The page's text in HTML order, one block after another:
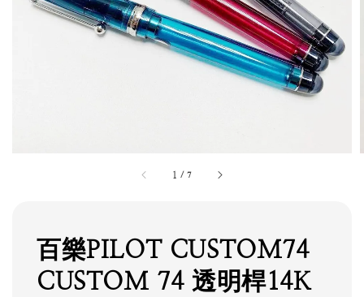
1 /7
百樂PILOT CUSTOM74
CUSTOM 74 透明桿14K